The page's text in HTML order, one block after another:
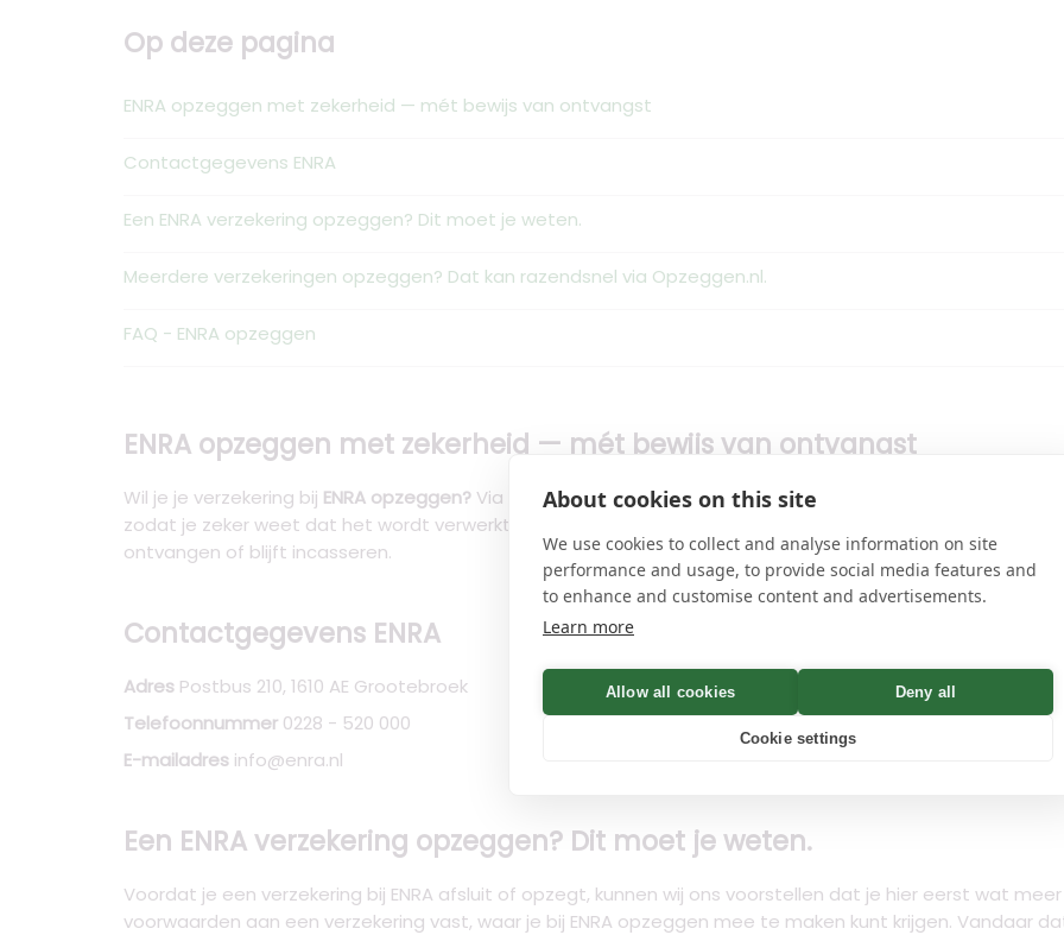
About cookies on this site
We use cookies to collect and analyse information on site
performance and usage, to provide social media features and
to enhance and customise content and advertisements.
Learn more
Allow all cookies Deny all
Cookie settings
Op deze pagina
ENRA opzeggen met zekerheid — mét bewijs van ontvangst
Contactgegevens ENRA
Een ENRA verzekering opzeggen? Dit moet je weten.
Meerdere verzekeringen opzeggen? Dat kan razendsnel via Opzeggen.nl.
FAQ - ENRA opzeggen
ENRA opzeggen met zekerheid — mét bewijs van ontvangst
Wil je je verzekering bij ENRA opzeggen? Via Opzeggen.nl versturen we je opzegging aangetekend, met
zodat je zeker weet dat het wordt verwerkt en er geen premie meer wordt afgeschreven. Ook handig als
ontvangen of blijft incasseren.
Contactgegevens ENRA
Adres Postbus 210, 1610 AE Grootebroek
Telefoonnummer 0228 - 520 000
E-mailadres info@enra.nl
Een ENRA verzekering opzeggen? Dit moet je weten.
Voordat je een verzekering bij ENRA afsluit of opzegt, kunnen wij ons voorstellen dat je hier eerst wat
voorwaarden aan een verzekering vast, waar je bij ENRA opzeggen mee te maken kunt krijgen. Vandaar